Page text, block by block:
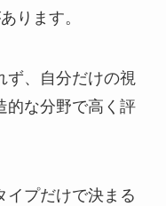
ります。
ず、自分だけの視
的な分野で高く評
イプだけで決まる